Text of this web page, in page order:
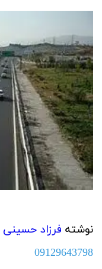
نوشته فرزاد حسینی
09129643798